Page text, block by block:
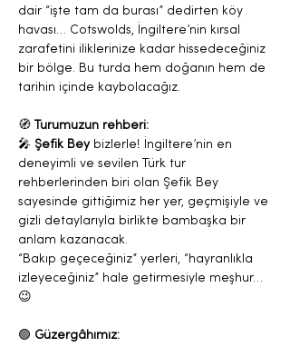
dair “işte tam da burası” dedirten köy
havası… Cotswolds, İngiltere’nin kırsal
zarafetini iliklerinize kadar hissedeceğiniz
bir bölge. Bu turda hem doğanın hem de
tarihin içinde kaybolacağız.
🧭 Turumuzun rehberi:
🎤 Şefik Bey bizlerle! İngiltere’nin en
deneyimli ve sevilen Türk tur
rehberlerinden biri olan Şefik Bey
sayesinde gittiğimiz her yer, geçmişiyle ve
gizli detaylarıyla birlikte bambaşka bir
anlam kazanacak.
“Bakıp geçeceğiniz” yerleri, “hayranlıkla
izleyeceğiniz” hale getirmesiyle meşhur…
😉
🟢 Güzergâhımız: